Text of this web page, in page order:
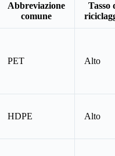
Abbreviazione
comune
Tasso
PET Alto
HDPE Alto